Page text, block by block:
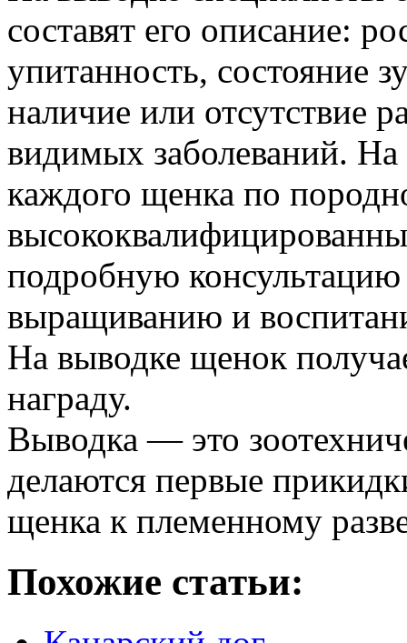
составят его описание:
упитанность, состояние
наличие или отсутствие
видимых заболеваний. На
каждого щенка по
подробную
выращиванию и
На выводке щенок
награду.
Выводка — это
делаются первые
щенка к племенному
Похожие статьи: